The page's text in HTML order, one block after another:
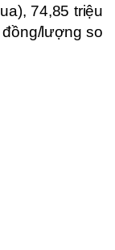
74,85 triệu
lượng so